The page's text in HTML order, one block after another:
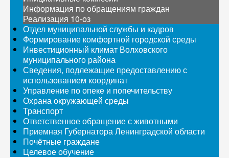
Информация по обращениям граждан
Реализация 10-оз
Отдел муниципальной службы и кадров
Формирование комфортной городской среды
Инвестиционный климат Волховского
муниципального района
Сведения, подлежащие предоставлению с
использованием координат
Управление по опеке и попечительству
Охрана окружающей среды
Транспорт
Ответственное обращение с животными
Приемная Губернатора Ленинградской области
Почётные граждане
Целевое обучение